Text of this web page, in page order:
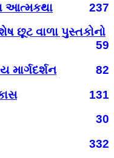
આત્મકથા
237
છૂટ વાળા પુસ્તકોનો
59
માર્ગદર્શન
82
131
30
332